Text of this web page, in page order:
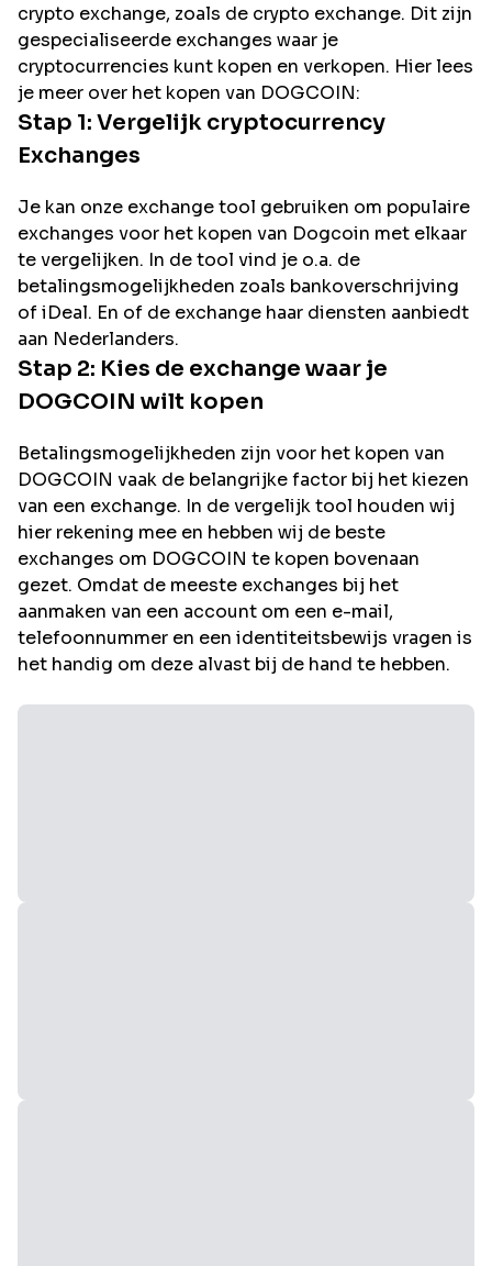
crypto exchange, zoals de crypto exchange. Dit zijn
gespecialiseerde exchanges waar je
cryptocurrencies kunt kopen en verkopen. Hier lees
je meer over het kopen van DOGCOIN:
Stap 1: Vergelijk cryptocurrency
Exchanges
Je kan onze exchange tool gebruiken om populaire
exchanges voor het kopen van Dogcoin met elkaar
te vergelijken. In de tool vind je o.a. de
betalingsmogelijkheden zoals bankoverschrijving
of iDeal. En of de exchange haar diensten aanbiedt
aan Nederlanders.
Stap 2: Kies de exchange waar je
DOGCOIN wilt kopen
Betalingsmogelijkheden zijn voor het kopen van
DOGCOIN vaak de belangrijke factor bij het kiezen
van een exchange. In de vergelijk tool houden wij
hier rekening mee en hebben wij de beste
exchanges om DOGCOIN te kopen bovenaan
gezet. Omdat de meeste exchanges bij het
aanmaken van een account om een e-mail,
telefoonnummer en een identiteitsbewijs vragen is
het handig om deze alvast bij de hand te hebben.